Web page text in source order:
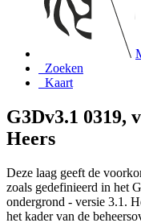
Zoeken
Kaart
G3Dv3.1 0319,
Heers
Deze laag geeft de
zoals gedefinieerd in het
ondergrond - versie 3.1.
het kader van de